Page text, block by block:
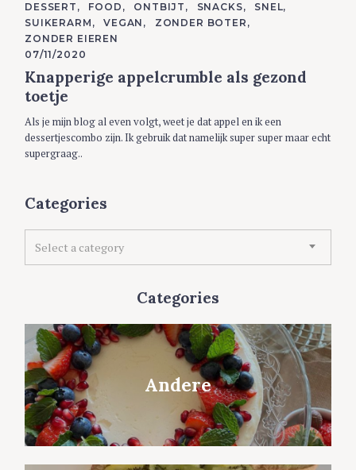
C
A
T
E
G
O
R
I
E
S
DESSERT FOOD ONTBIJT SNACKS
SNEL
SUIKERARM
VEGAN
ZONDER BOTER
ZONDER EIEREN
07/11/2020
Knapperige appelcrumble als gezond
toetje
Als je mijn blog al even volgt, weet je dat appel en ik een
dessertjescombo zijn. Ik gebruik dat namelijk super super maar echt
supergraag..
Categories
o
r
e
s
Select a category
Categories
Andere